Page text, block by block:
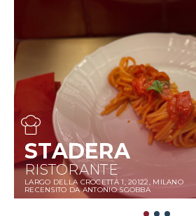
STADERA
RISTORANTE
LARGO DELLA CROCETTA 1, 20122, MILANO
RECENSITO DA ANTONIO SGOBBA